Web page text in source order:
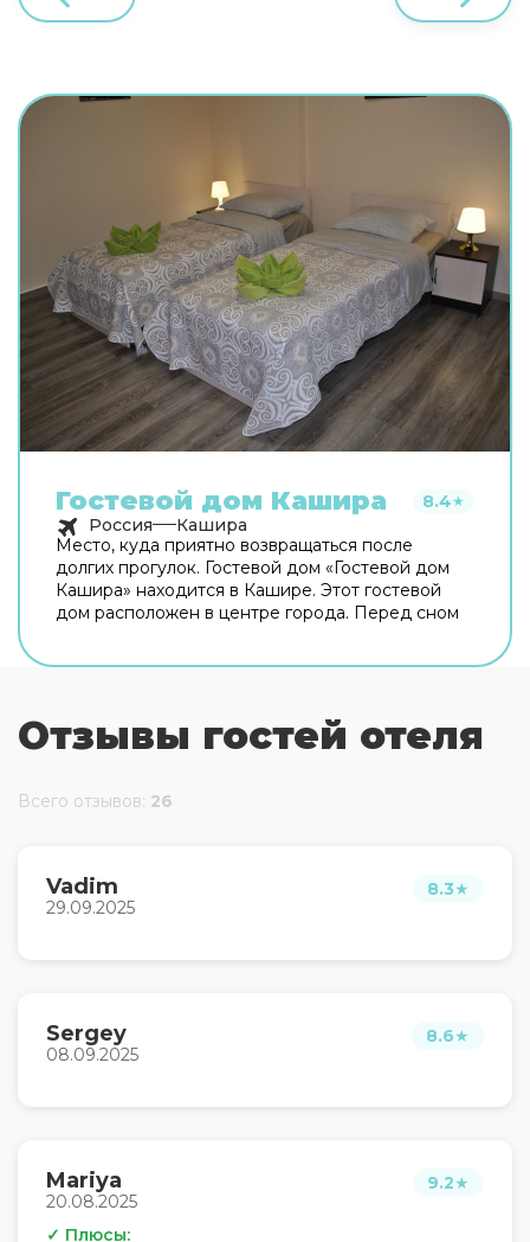
Гостевой дом Кашира 8.4★
Россия
Кашира
Место, куда приятно возвращаться после
долгих прогулок. Гостевой дом «Гостевой дом
Кашира» находится в Кашире. Этот гостевой
дом расположен в центре города. Перед сном
Например, гладильные услуги. Сотрудники
гостевого дома поддержат беседу на
телевизор. Оснащение зависит от выбранной
Отзывы гостей отеля
Всего отзывов: 26
Vadim
29.09.2025
8.3★
Sergey
08.09.2025
8.6★
Mariya
20.08.2025
9.2★
✓ Плюсы: